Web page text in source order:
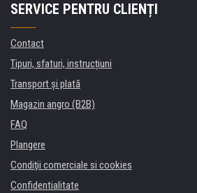
SERVICE PENTRU CLIENȚI
Contact
Tipuri, sfaturi, instrucțiuni
Transport şi plată
Magazin angro (B2B)
FAQ
Plangere
Condiţii comerciale si cookies
Confidentialitate